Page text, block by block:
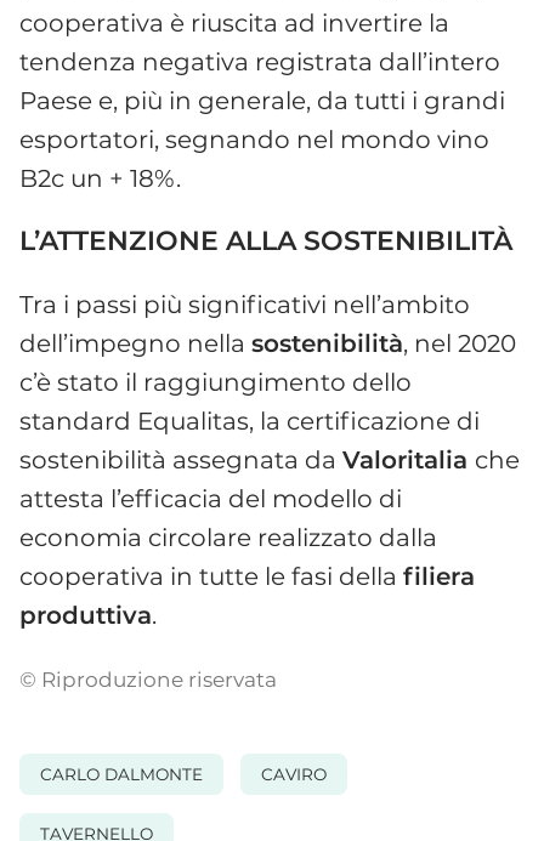
cooperativa è riuscita ad invertire la
tendenza negativa registrata dall’intero
Paese e, più in generale, da tutti i grandi
esportatori, segnando nel mondo vino
B2c un + 18%.
L’ATTENZIONE ALLA SOSTENIBILITÀ
Tra i passi più significativi nell’ambito
dell’impegno nella sostenibilità, nel 2020
c’è stato il raggiungimento dello
standard Equalitas, la certificazione di
sostenibilità assegnata da Valoritalia che
attesta l’efficacia del modello di
economia circolare realizzato dalla
cooperativa in tutte le fasi della filiera
produttiva.
© Riproduzione riservata
CARLO DALMONTE CAVIRO
TAVERNELLO